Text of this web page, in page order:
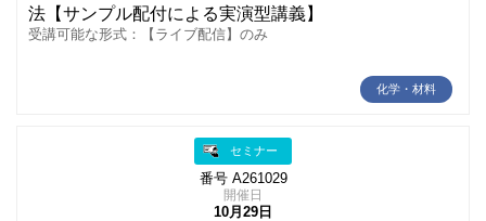
法【サンプル配付による実演型講義】
受講可能な形式：【ライブ配信】のみ
化学・材料
セミナー
番号 A261029
開催日
10月29日